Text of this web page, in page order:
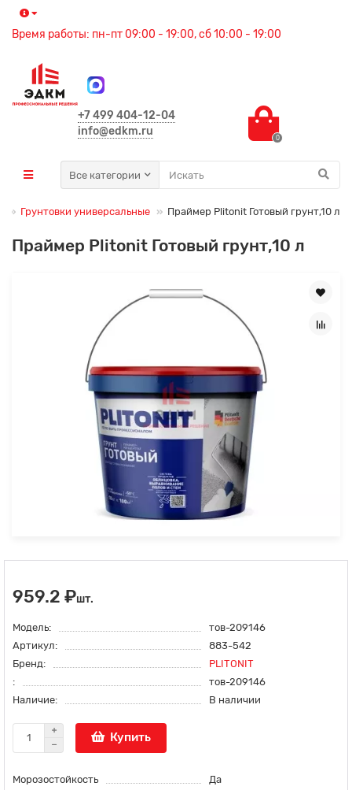
Время работы: пн-пт 09:00 - 19:00, сб 10:00 - 19:00
+7 499 404-12-04
info@edkm.ru
0
Все категории
Грунтовки универсальные Праймер Plitonit Готовый грунт,10 л
Праймер Plitonit Готовый грунт,10 л
959.2 ₽шт.
Модель:
тов-209146
Артикул:
883-542
Бренд:
PLITONIT
:
тов-209146
Наличие:
В наличии
Купить
Морозостойкость
Да